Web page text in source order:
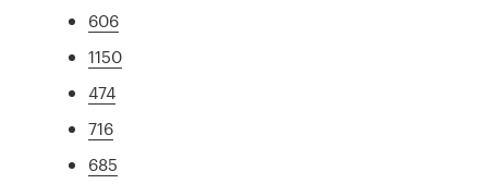
606
1150
474
716
685